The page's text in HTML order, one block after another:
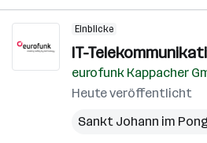
Einblicke
IT-
eurofunk Kappacher
Heute veröffentlicht
Sankt Johann im